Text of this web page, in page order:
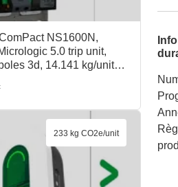
NS1600N,
5.0 trip unit,
3d, 14.141 kg/unit,
233 kg CO2e/unit